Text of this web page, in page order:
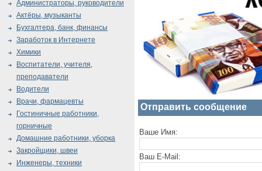
Отправить сообщение
Ваше Имя:
Ваш E-Mail:
Администраторы, руководители
Актёры, музыканты
Бухгалтера, банк, финансы
Заработок в Интернете
Химики
Воспитатели, учителя,
преподаватели
Водители
Врачи, фармацевты
Гостиничные работники,
горничные
Домашние работники, уборка
Закройщики, швеи
Инженеры, техники